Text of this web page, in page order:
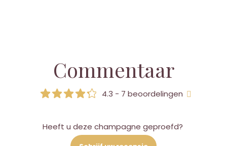
Commentaar
4.3 - 7 beoordelingen
Heeft u deze champagne geproefd?